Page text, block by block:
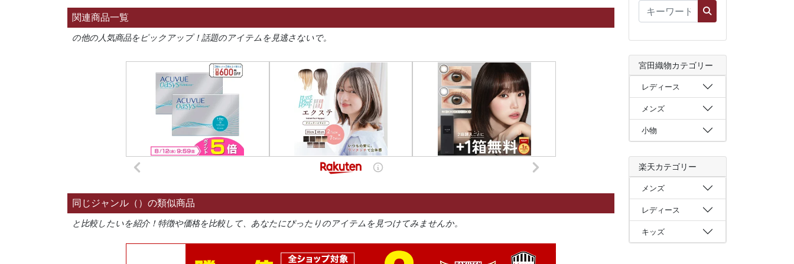
関連商品一覧
の他の人気商品をピックアップ！話題のアイテムを見逃さないで。
同じジャンル（）の類似商品
と比較したいを紹介！特徴や価格を比較して、あなたにぴったりのアイテムを見つけてみませんか。
宮田織物カテゴリー
レディース
メンズ
小物
楽天カテゴリー
メンズ
レディース
キッズ